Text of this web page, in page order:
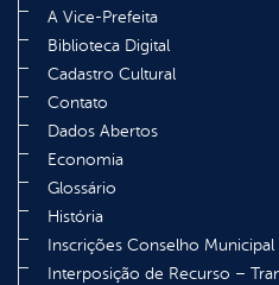
A Vice-Prefeita
Biblioteca Digital
Cadastro Cultural
Contato
Dados Abertos
Economia
Glossário
História
Inscrições Conselho Municipal
Interposição de Recurso –